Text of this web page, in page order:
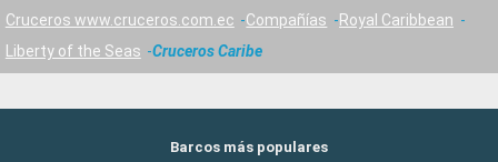
Cruceros www.cruceros.com.ec Compañías
Royal Caribbean
Liberty of the Seas
Cruceros Caribe
Barcos más populares